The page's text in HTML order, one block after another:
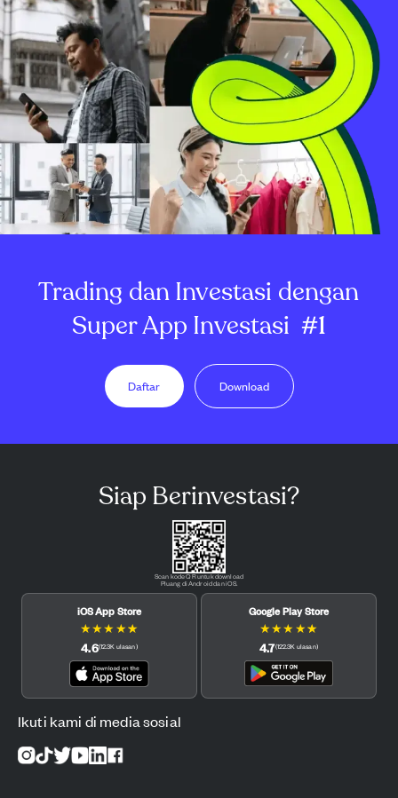
Trading dan Investasi dengan
Super App Investasi #1
Daftar Download
Siap Berinvestasi?
Scan kode QR untuk download
Pluang di Android dan iOS.
iOS App Store
★★★ ★★
4.6(12.3K ulasan)
Google Play Store
★★★ ★★
4.7(122.3K ulasan)
Ikuti kami di media sosial